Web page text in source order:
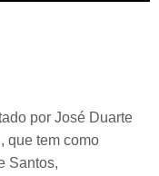
por José Duarte
que tem como
Santos,